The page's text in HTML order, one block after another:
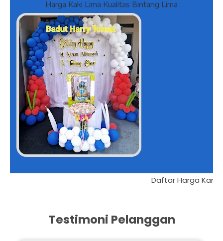
Bahak
Harga Kaki Lima Kualitas Bintang Lima